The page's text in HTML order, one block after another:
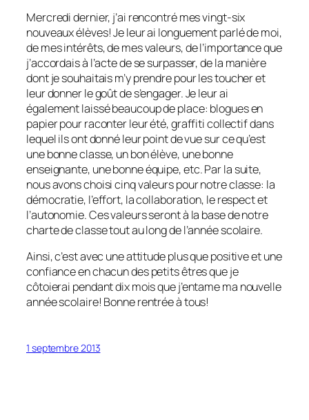
Mercredi dernier, j’ai rencontré mes vingt-six
nouveaux élèves! Je leur ai longuement parlé de moi,
de mes intérêts, de mes valeurs, de l’importance que
j’accordais à l’acte de se surpasser, de la manière
dont je souhaitais m’y prendre pour les toucher et
leur donner le goût de s’engager. Je leur ai
également laissé beaucoup de place: blogues en
papier pour raconter leur été, graffiti collectif dans
lequel ils ont donné leur point de vue sur ce qu’est
une bonne classe, un bon élève, une bonne
enseignante, une bonne équipe, etc. Par la suite,
nous avons choisi cinq valeurs pour notre classe: la
démocratie, l’effort, la collaboration, le respect et
l’autonomie. Ces valeurs seront à la base de notre
charte de classe tout au long de l’année scolaire.
Ainsi, c’est avec une attitude plus que positive et une
confiance en chacun des petits êtres que je
côtoierai pendant dix mois que j’entame ma nouvelle
année scolaire! Bonne rentrée à tous!
1 septembre 2013